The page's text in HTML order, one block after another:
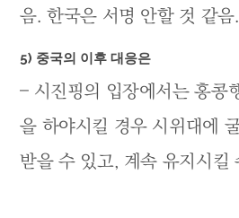
음. 한국은 서명 안할 것 같음.
5) 중국의 이후 대응은
– 시진핑의 입장에서는 홍콩
을 하야시킬 경우 시위대에
받을 수 있고, 계속 유지시킬